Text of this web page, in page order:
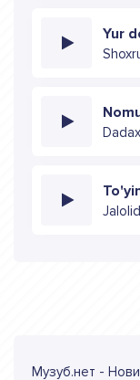
Yur
Музуб.нет -